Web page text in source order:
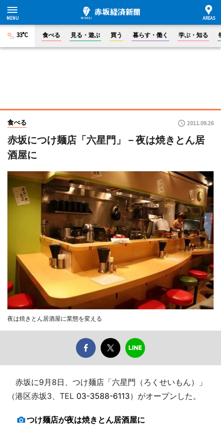
33°C 食べる 見る・遊ぶ 買う 暮らす・働く 学ぶ・知る
食べる 2011.09.26
赤坂につけ麺店「六星門」－夜は焼きとん居
酒屋に
夜は焼きとん居酒屋に業態を変える
赤坂に9月8日、つけ麺店「六星門（ろくせいもん）」
（港区赤坂3、TEL 03-3588-6113）がオープンした。
つけ麺店が夜は焼きとん居酒屋に